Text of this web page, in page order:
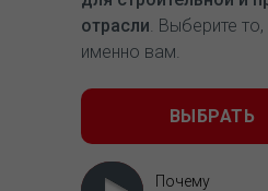
отрасли. Выберите
именно вам.
ВЫБРАТЬ
Почему